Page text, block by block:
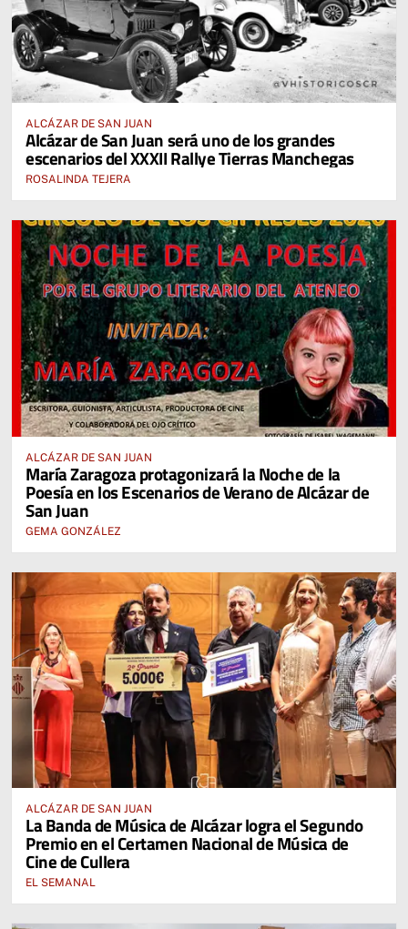
ALCÁZAR DE SAN JUAN
Alcázar de San Juan será uno de los grandes
escenarios del XXXII Rallye Tierras Manchegas
ROSALINDA TEJERA
ALCÁZAR DE SAN JUAN
María Zaragoza protagonizará la Noche de la
Poesía en los Escenarios de Verano de Alcázar de
San Juan
GEMA GONZÁLEZ
ALCÁZAR DE SAN JUAN
La Banda de Música de Alcázar logra el Segundo
Premio en el Certamen Nacional de Música de
Cine de Cullera
EL SEMANAL